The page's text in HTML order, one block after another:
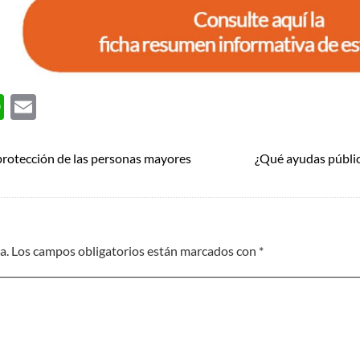
WhatsApp
¿Qué ayudas
de las personas mayores
Los campos obligatorios están marcados con *